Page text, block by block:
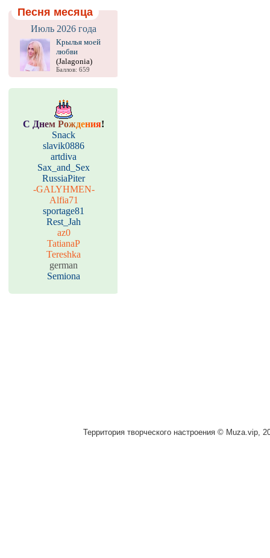
Песня месяца
Июль 2026 года
Крылья моей
любви
(Jalagonia)
Баллов: 659
С Днем Рождения!
Snack
slavik0886
artdiva
Sax_and_Sex
RussiaPiter
-GALYHMEN-
Alfia71
sportage81
Rest_Jah
az0
TatianaP
Tereshka
german
Semiona
Территория творческого настроения © Muza.vip,